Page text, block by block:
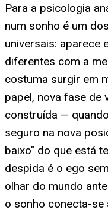
Para a psicologia
num sonho é um
universais: aparece
diferentes com a
costuma surgir em
papel, nova fase de
construída —
seguro na nova
baixo" do que está
despida é o ego
olhar do mundo
o sonho conecta-